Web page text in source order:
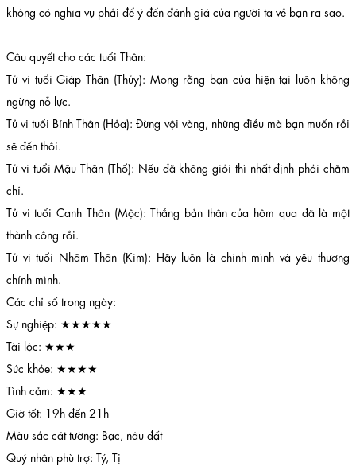
không có nghĩa vụ phải để ý đến đánh giá của người ta về bạn ra sao.
Câu quyết cho các tuổi Thân:
Tử vi tuổi Giáp Thân (Thủy): Mong rằng bạn của hiện tại luôn không
ngừng nỗ lực.
Tử vi tuổi Bính Thân (Hỏa): Đừng vội vàng, những điều mà bạn muốn rồi
sẽ đến thôi.
Tử vi tuổi Mậu Thân (Thổ): Nếu đã không giỏi thì nhất định phải chăm
chỉ.
Tử vi tuổi Canh Thân (Mộc): Thắng bản thân của hôm qua đã là một
thành công rồi.
Tử vi tuổi Nhâm Thân (Kim): Hãy luôn là chính mình và yêu thương
chính mình.
Các chỉ số trong ngày:
Sự nghiệp: ★★★★★
Tài lộc: ★★★
Sức khỏe: ★★★★
Tình cảm: ★★★
Giờ tốt: 19h đến 21h
Màu sắc cát tường: Bạc, nâu đất
Quý nhân phù trợ: Tý, Tị